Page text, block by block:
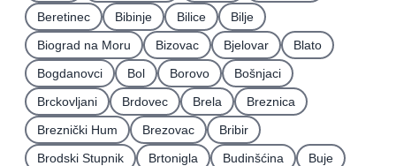
Beretinec
Bibinje Bilice
Bilje
Biograd na Moru
Bizovac Bjelovar
Blato
Bogdanovci
Bol Borovo
Bošnjaci
Brckovljani
Brdovec Brela
Breznica
Breznički Hum
Brezovac
Bribir
Brodski Stupnik
Brtonigla Budinšćina
Buje